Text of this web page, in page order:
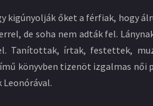
kigúnyolják őket a férfiak, hogy
de soha nem adták fel.
Tanítottak, írtak, festettek,
könyvben tizenöt izgalmas női
Leonórával.